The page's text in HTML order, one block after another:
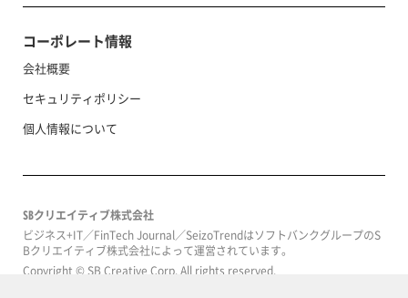
コーポレート情報
会社概要
セキュリティポリシー
個人情報について
SBクリエイティブ株式会社
ビジネス+IT／FinTech Journal／SeizoTrendはソフトバンクグループのS
Bクリエイティブ株式会社によって運営されています。
Copyright © SB Creative Corp. All rights reserved.